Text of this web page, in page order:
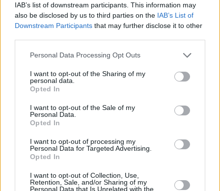
IAB’s list of downstream participants. This information may
also be disclosed by us to third parties on the IAB’s List of
Downstream Participants that may further disclose it to other
Personal Data Processing Opt Outs
I want to opt-out of the Sharing of my
personal data.
Opted In
I want to opt-out of the Sale of my
Personal Data.
Opted In
I want to opt-out of processing my
Personal Data for Targeted Advertising.
Opted In
I want to opt-out of Collection, Use,
Retention, Sale, and/or Sharing of my
Personal Data that Is Unrelated with the
οποίο ένας σκύλος δείχνει την αγάπη του μπορεί να
επηρεάζεται από τις συνήθειες του κηδεμόνα του.
Η πιστοποιημένη επαγγελματίας εκπαιδεύτρια σκύλων
«Εμείς οι άνθρωποι εκφράζουμε την αγάπη μας με
διαφορετικούς τρόπους- κάποιοι είμαστε πιο
υιοθετούν παρόμοιες συνήθειες στο πώς δείχνουν την
τρυφερότητά τους
αγκαλιές και φιλιά. Ο σκύλος μας μπορεί να αγαπά
τόσο πολύ τις αγκαλιές, επειδή τις έχει συνηθίσει. Αν,